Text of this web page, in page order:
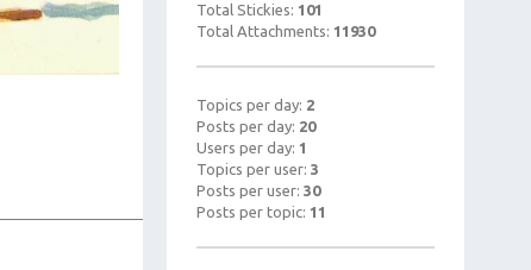
Total Stickies: 101
Total Attachments: 11930
Topics per day: 2
Posts per day: 20
Users per day: 1
Topics per user: 3
Posts per user: 30
Posts per topic: 11